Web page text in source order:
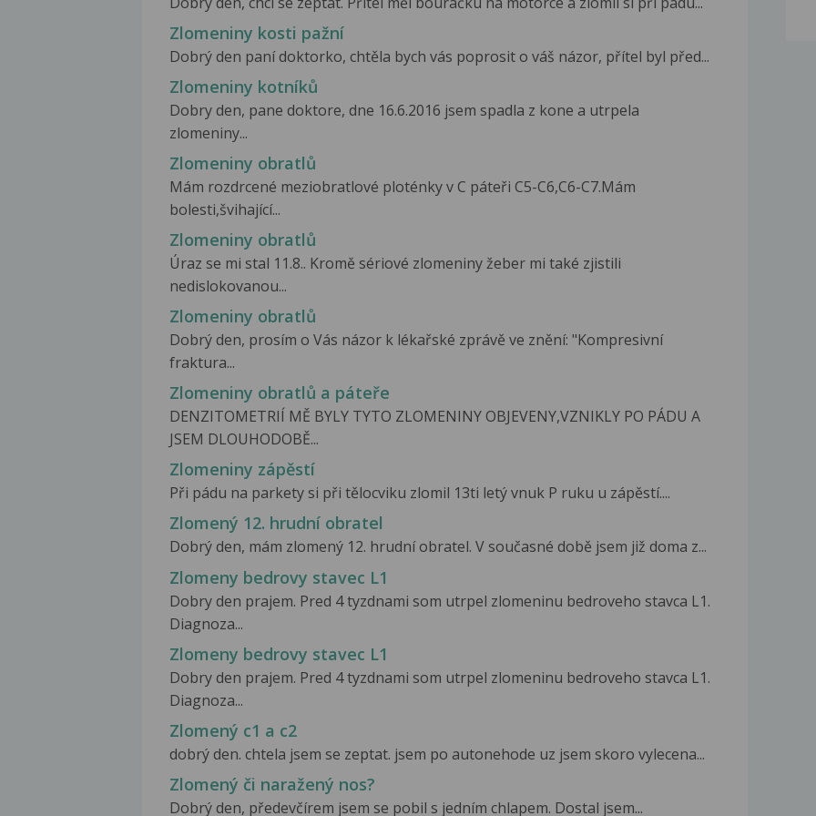
Zlomeniny kosti pažní
Dobrý den paní doktorko, chtěla bych vás poprosit o váš názor, přítel byl před...
Zlomeniny kotníků
Dobry den, pane doktore, dne 16.6.2016 jsem spadla z kone a utrpela
zlomeniny...
Zlomeniny obratlů
Mám rozdrcené meziobratlové ploténky v C páteři C5-C6,C6-C7.Mám
bolesti,švihající...
Zlomeniny obratlů
Úraz se mi stal 11.8.. Kromě sériové zlomeniny žeber mi také zjistili
nedislokovanou...
Zlomeniny obratlů
Dobrý den, prosím o Vás názor k lékařské zprávě ve znění: "Kompresivní
fraktura...
Zlomeniny obratlů a páteře
DENZITOMETRIÍ MĚ BYLY TYTO ZLOMENINY OBJEVENY,VZNIKLY PO PÁDU A
JSEM DLOUHODOBĚ...
Zlomeniny zápěstí
Při pádu na parkety si při tělocviku zlomil 13ti letý vnuk P ruku u zápěstí....
Zlomený 12. hrudní obratel
Dobrý den, mám zlomený 12. hrudní obratel. V současné době jsem již doma z...
Zlomeny bedrovy stavec L1
Dobry den prajem. Pred 4 tyzdnami som utrpel zlomeninu bedroveho stavca L1.
Diagnoza...
Zlomeny bedrovy stavec L1
Dobry den prajem. Pred 4 tyzdnami som utrpel zlomeninu bedroveho stavca L1.
Diagnoza...
Zlomený c1 a c2
dobrý den. chtela jsem se zeptat. jsem po autonehode uz jsem skoro vylecena...
Zlomený či naražený nos?
Dobrý den, předevčírem jsem se pobil s jedním chlapem. Dostal jsem...